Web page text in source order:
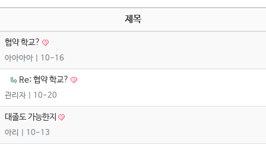
제목
협약 학교?
아아아아 | 10-16
Re: 협약 학교?
관리자 | 10-20
대졸도 가능한지
아리 | 10-13